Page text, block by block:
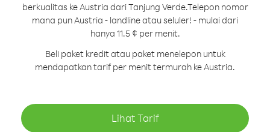
berkualitas ke Austria dari Tanjung Verde.Telepon nomor
mana pun Austria - landline atau seluler! - mulai dari
hanya 11.5 ¢ per menit.
Beli paket kredit atau paket menelepon untuk
mendapatkan tarif per menit termurah ke Austria.
Lihat Tarif